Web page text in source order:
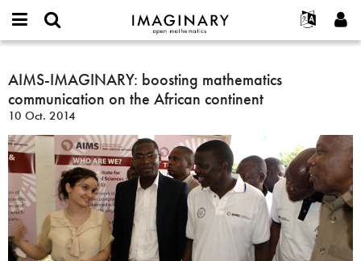
IMAGINARY
open
Français
Deutsch
Español
Türkçe
Programas
Galerías
Películas
Textos
Exposiciones
Más...
Proyectos
Participar
or
username
*
Contraseña
*
Crear nueva cuenta
Solicitar una nueva contraseña
Buscar
AIMS-
IMAGINARY:
boosting
mathematics
communication
on
the
African
continent
AIMS-IMAGINARY: boosting mathematics
communication on the African continent
10 Oct. 2014